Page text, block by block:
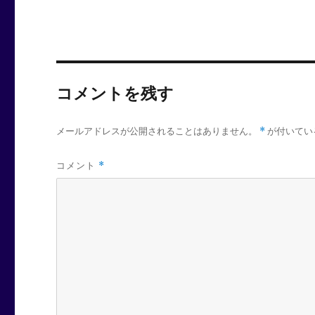
コメントを残す
メールアドレスが公開されることはありません。 * が付いて
コメント *